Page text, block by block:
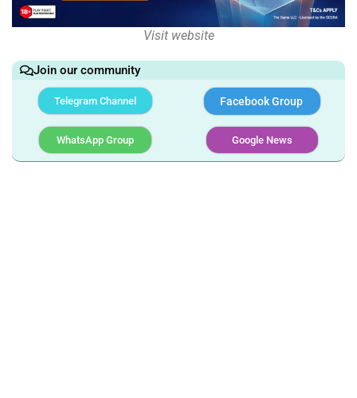
Visit website
Join our community
Telegram Channel Facebook Group
WhatsApp Group Google News